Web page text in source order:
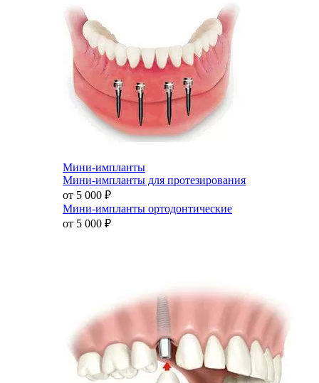
Мини-импланты
Мини-импланты для протезирования
от 5 000 ₽
Мини-импланты ортодонтические
от 5 000 ₽